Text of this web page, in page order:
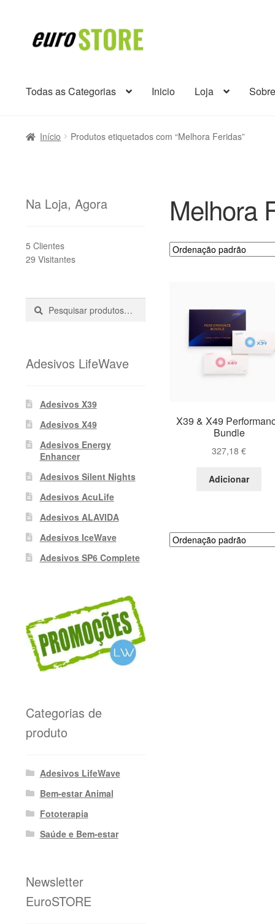
para
Saltar
para
Todas as Categorias
Inicio Loja
Início Produtos etiquetados com “Melhora Feridas”
Melhora
X39 & X49
Bundle
327,18€
Adicionar
Na Loja, Agora
5 Clientes
29 Visitantes
Pesquisar
Pesquisa
Adesivos LifeWave
Adesivos X39
Adesivos X49
Adesivos Energy
Enhancer
Adesivos Silent Nights
Adesivos AcuLife
Adesivos ALAVIDA
Adesivos IceWave
Adesivos SP6 Complete
Categorias de
produto
Adesivos LifeWave
Bem-estar Animal
Fototerapia
Saúde e Bem-estar
Newsletter
EuroSTORE